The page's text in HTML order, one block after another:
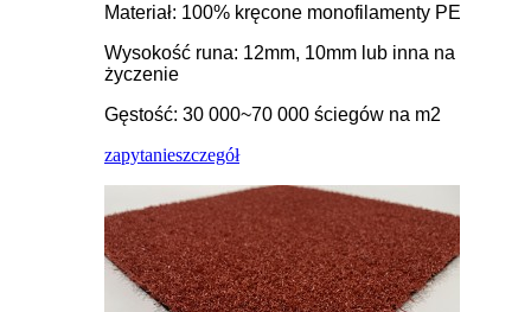
Materiał: 100% kręcone monofilamenty PE
Wysokość runa: 12mm, 10mm lub inna na
życzenie
Gęstość: 30 000~70 000 ściegów na m2
zapytanieszczegół